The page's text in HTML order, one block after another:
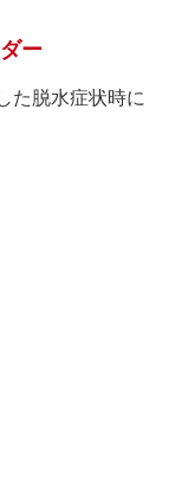
ー
た脱水症状時に